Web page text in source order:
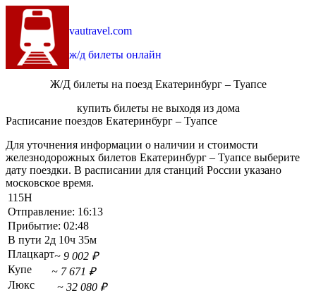
vautravel.com
ж/д билеты онлайн
Ж/Д билеты на поезд Екатеринбург – Туапсе
купить билеты не выходя из дома
Расписание поездов Екатеринбург – Туапсе
Для уточнения информации о наличии и стоимости
железнодорожных билетов Екатеринбург – Туапсе выберите
дату поездки. В расписании для станций России указано
московское время.
115Н
Отправление: 16:13
Прибытие: 02:48
В пути 2д 10ч 35м
Плацкарт~ 9 002 ₽
Купе
~ 7 671 ₽
Люкс
~ 32 080 ₽